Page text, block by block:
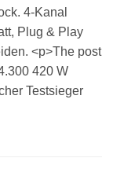
4-Kanal
Plug & Play
<p>The post
420 W
Testsieger